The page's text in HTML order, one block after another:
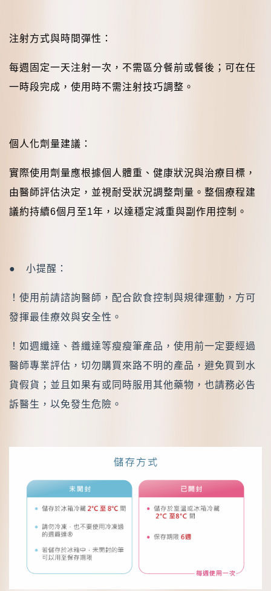
注射方式與時間彈性：
每週固定一天注射一次，不需區分餐前或餐後；可在任
一時段完成，使用時不需注射技巧調整。
個人化劑量建議：
實際使用劑量應根據個人體重、健康狀況與治療目標，
由醫師評估決定，並視耐受狀況調整劑量。整個療程建
議約持續6個月至1年，以達穩定減重與副作用控制。
● 小提醒：
！使用前請諮詢醫師，配合飲食控制與規律運動，方可
發揮最佳療效與安全性。
！如週纖達、善纖達等瘦瘦筆產品，使用前一定要經過
醫師專業評估，切勿購買來路不明的產品，避免買到水
貨假貨；並且如果有或同時服用其他藥物，也請務必告
訴醫生，以免發生危險。